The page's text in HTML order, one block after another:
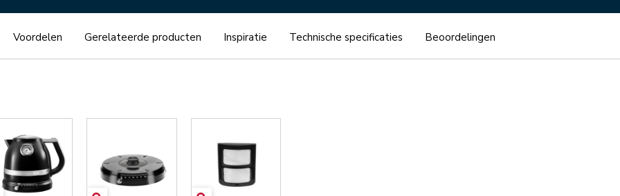
Voordelen Gerelateerde producten Inspiratie Technische specificaties Beoordelingen